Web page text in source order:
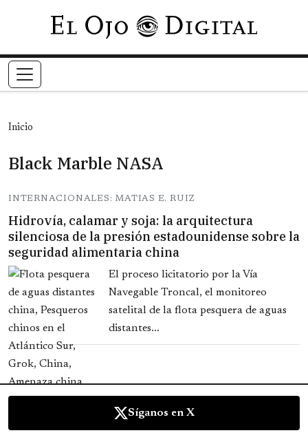
Pasar al contenido principal
Inicio
Black Marble NASA
INTERNACIONALES: MATIAS E. RUIZ
Hidrovía, calamar y soja: la arquitectura
silenciosa de la presión estadounidense sobre la
seguridad alimentaria china
El proceso licitatorio por la Vía
Navegable Troncal, el monitoreo
satelital de la flota pesquera de aguas
distantes...
Síganos en X